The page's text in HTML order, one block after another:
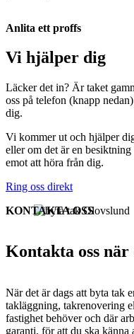
Anlita ett proffs
Vi hjälper dig
Läcker det in? Är taket
oss på telefon (knapp
dig.
Vi kommer ut och hjälper
eller om det är en
emot att höra från dig.
Ring oss direkt
Kontakta oss
När det är dags att byta tak
takläggning, takrenovering
fastighet behöver och där
garanti, för att du ska
KONTAKTA OSS